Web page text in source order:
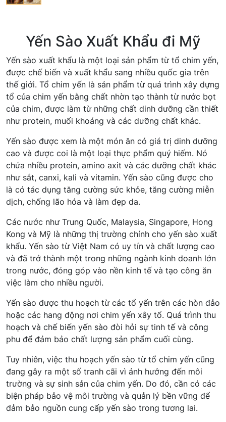
Yến Sào Xuất Khẩu đi Mỹ
Yến sào xuất khẩu là một loại sản phẩm từ tổ chim yến,
được chế biến và xuất khẩu sang nhiều quốc gia trên
thế giới. Tổ chim yến là sản phẩm từ quá trình xây dựng
tổ của chim yến bằng chất nhờn tạo thành từ nước bọt
của chim, được làm từ những chất dinh dưỡng cần thiết
như protein, muối khoáng và các dưỡng chất khác.
Yến sào được xem là một món ăn có giá trị dinh dưỡng
cao và được coi là một loại thực phẩm quý hiếm. Nó
chứa nhiều protein, amino axit và các dưỡng chất khác
như sắt, canxi, kali và vitamin. Yến sào cũng được cho
là có tác dụng tăng cường sức khỏe, tăng cường miễn
dịch, chống lão hóa và làm đẹp da.
Các nước như Trung Quốc, Malaysia, Singapore, Hong
Kong và Mỹ là những thị trường chính cho yến sào xuất
khẩu. Yến sào từ Việt Nam có uy tín và chất lượng cao
và đã trở thành một trong những ngành kinh doanh lớn
trong nước, đóng góp vào nền kinh tế và tạo công ăn
việc làm cho nhiều người.
Yến sào được thu hoạch từ các tổ yến trên các hòn đảo
hoặc các hang động nơi chim yến xây tổ. Quá trình thu
hoạch và chế biến yến sào đòi hỏi sự tinh tế và công
phu để đảm bảo chất lượng sản phẩm cuối cùng.
Tuy nhiên, việc thu hoạch yến sào từ tổ chim yến cũng
đang gây ra một số tranh cãi vì ảnh hưởng đến môi
trường và sự sinh sản của chim yến. Do đó, cần có các
biện pháp bảo vệ môi trường và quản lý bền vững để
đảm bảo nguồn cung cấp yến sào trong tương lai.